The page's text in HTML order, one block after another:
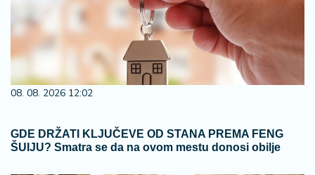
08. 08. 2026 12:02
GDE DRŽATI KLJUČEVE OD STANA PREMA FENG
ŠUIJU? Smatra se da na ovom mestu donosi obilje